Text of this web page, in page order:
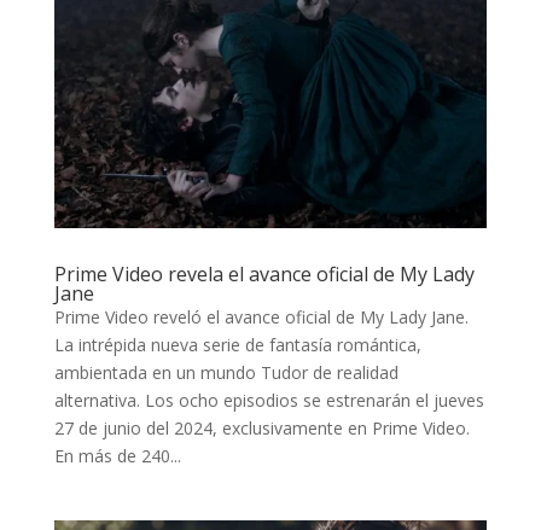
Prime Video revela el avance oficial de My Lady
Jane
Prime Video reveló el avance oficial de My Lady Jane.
La intrépida nueva serie de fantasía romántica,
ambientada en un mundo Tudor de realidad
alternativa. Los ocho episodios se estrenarán el jueves
27 de junio del 2024, exclusivamente en Prime Video.
En más de 240...